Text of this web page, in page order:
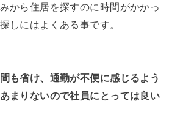
から住居を探すのに時間がかかっ
しにはよくある事です。
も省け、通勤が不便に感じるよう
まりないので社員にとっては良い